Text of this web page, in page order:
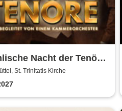
Nacht der Tenöre
- Live und ohne
Verstärkung
St. Trinitatis Kirche